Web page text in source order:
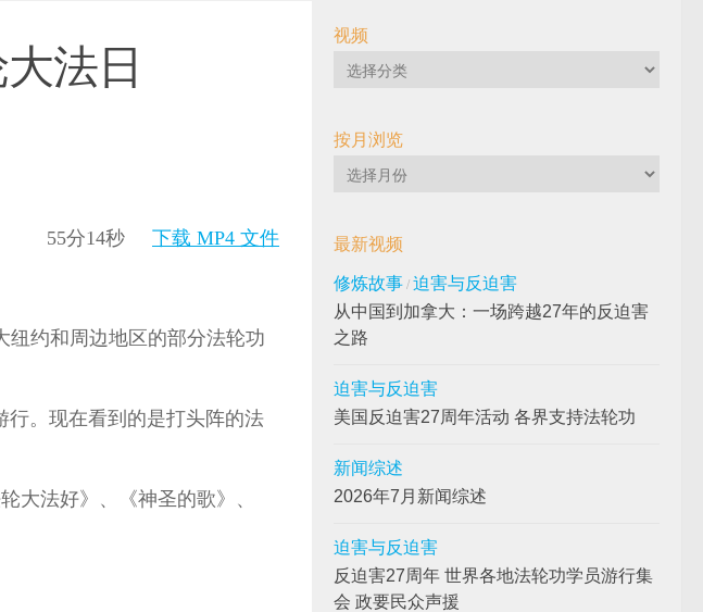
法日
55分14秒 下载 MP4 文件
纽约和周边地区的部分法轮功
行。现在看到的是打头阵的法
大法好》、《神圣的歌》、
视频
视
按月浏览
按
览
最新视频
修炼故事 / 迫害与反迫害
从中国到加拿大：一场跨越27年的反迫害
之路
迫害与反迫害
美国反迫害27周年活动 各界支持法轮功
新闻综述
2026年7月新闻综述
迫害与反迫害
反迫害27周年 世界各地法轮功学员游行集
会 政要民众声援